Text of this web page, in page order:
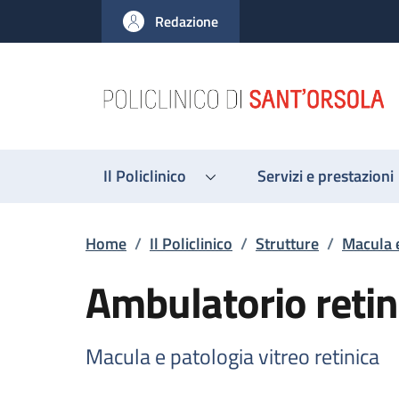
al contenuto principale
to footer content
Redazione
Il Policlinico Servizi e prestazioni
Briciole di pane
Home / Il Policlinico / Strutture / Macula
Ambulatorio
Macula e patologia vitreo retinica